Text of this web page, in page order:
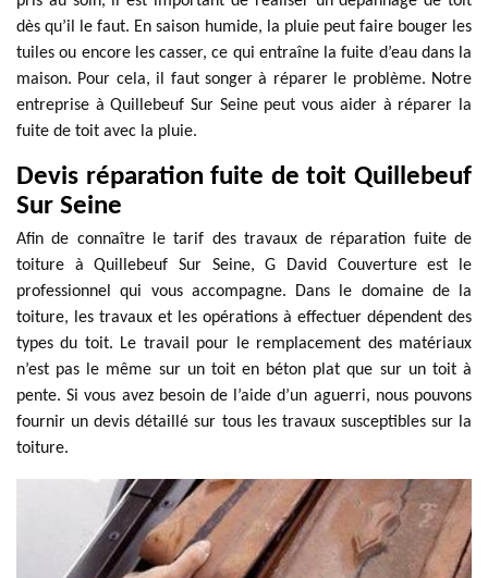
dès qu’il le faut. En saison humide, la pluie peut faire bouger les
tuiles ou encore les casser, ce qui entraîne la fuite d’eau dans la
maison. Pour cela, il faut songer à réparer le problème. Notre
entreprise à Quillebeuf Sur Seine peut vous aider à réparer la
fuite de toit avec la pluie.
Devis réparation fuite de toit Quillebeuf
Sur Seine
Afin de connaître le tarif des travaux de réparation fuite de
toiture à Quillebeuf Sur Seine, G David Couverture est le
professionnel qui vous accompagne. Dans le domaine de la
toiture, les travaux et les opérations à effectuer dépendent des
types du toit. Le travail pour le remplacement des matériaux
n’est pas le même sur un toit en béton plat que sur un toit à
pente. Si vous avez besoin de l’aide d’un aguerri, nous pouvons
fournir un devis détaillé sur tous les travaux susceptibles sur la
toiture.